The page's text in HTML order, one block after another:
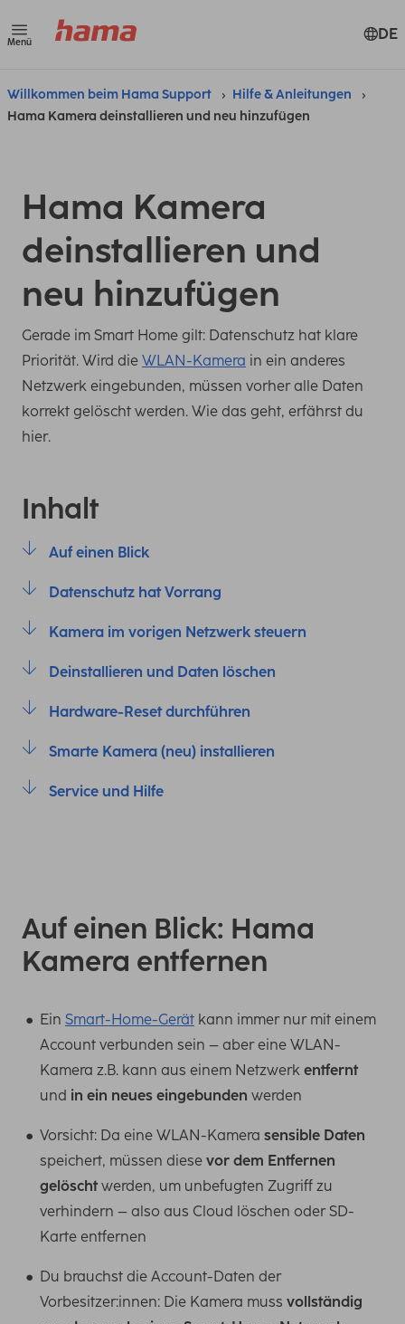
Menü DE
Willkommen beim Hama Support
Hilfe & Anleitungen
Hama Kamera deinstallieren und neu hinzufügen
Hama Kamera
deinstallieren und
neu hinzufügen
Gerade im Smart Home gilt: Datenschutz hat klare
Priorität. Wird die WLAN-Kamera in ein anderes
Netzwerk eingebunden, müssen vorher alle Daten
korrekt gelöscht werden. Wie das geht, erfährst du
hier.
Inhalt
Auf einen Blick
Datenschutz hat Vorrang
Kamera im vorigen Netzwerk steuern
Deinstallieren und Daten löschen
Hardware-Reset durchführen
Smarte Kamera (neu) installieren
Service und Hilfe
Auf einen Blick: Hama
Kamera entfernen
Ein Smart-Home-Gerät kann immer nur mit einem
Account verbunden sein – aber eine WLAN-
Kamera z.B. kann aus einem Netzwerk entfernt
und in ein neues eingebunden werden
Vorsicht: Da eine WLAN-Kamera sensible Daten
speichert, müssen diese vor dem Entfernen
gelöschtwerden, um unbefugten Zugriff zu
verhindern – also aus Cloud löschen oder SD-
Karte entfernen
Du brauchst die Account-Daten der
Vorbesitzer:innen: Die Kamera muss vollständig